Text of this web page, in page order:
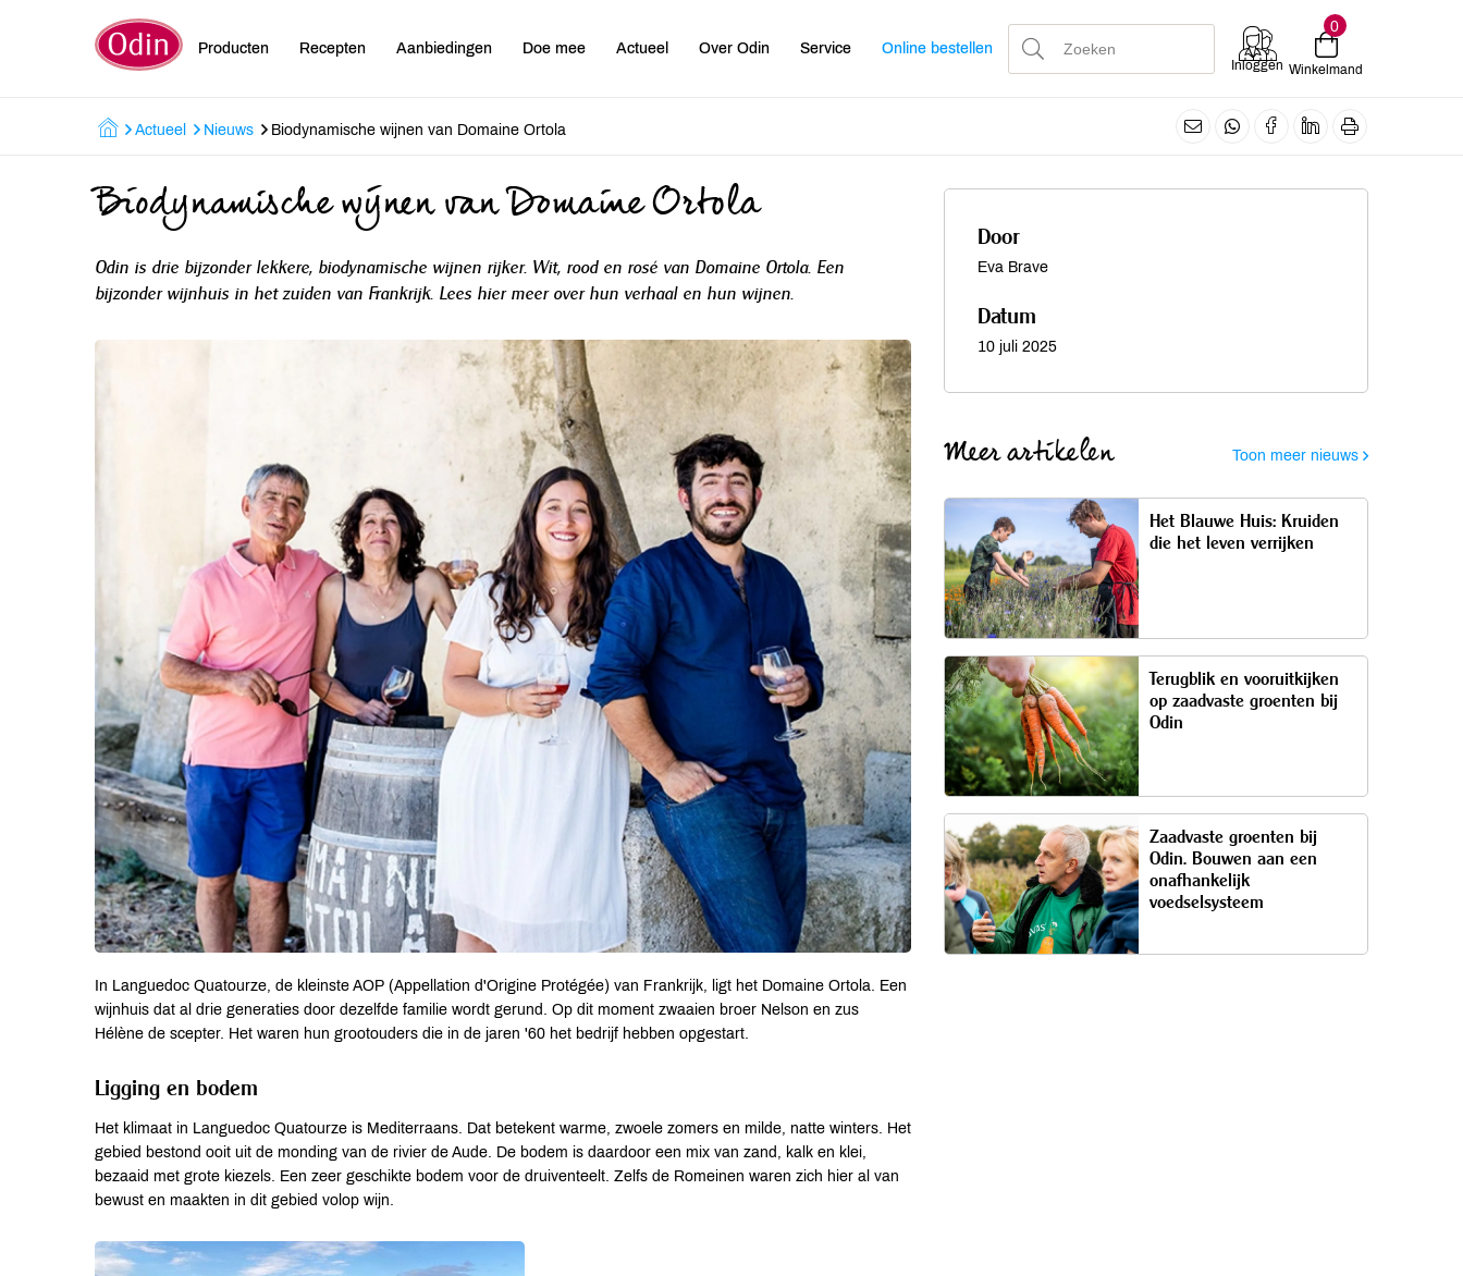
Producten Recepten Aanbiedingen Doe mee Actueel Over Odin Service Online bestellen
Inloggen
0
Winkelmand
Actueel Nieuws Biodynamische wijnen van Domaine Ortola
Biodynamische wijnen van Domaine Ortola
Odin is drie bijzonder lekkere, biodynamische wijnen rijker. Wit, rood en rosé van Domaine Ortola. Een
bijzonder wijnhuis in het zuiden van Frankrijk. Lees hier meer over hun verhaal en hun wijnen.
In Languedoc Quatourze, de kleinste AOP (Appellation d'Origine Protégée) van Frankrijk, ligt het Domaine Ortola. Een
wijnhuis dat al drie generaties door dezelfde familie wordt gerund. Op dit moment zwaaien broer Nelson en zus
Hélène de scepter. Het waren hun grootouders die in de jaren '60 het bedrijf hebben opgestart.
Ligging en bodem
Het klimaat in Languedoc Quatourze is Mediterraans. Dat betekent warme, zwoele zomers en milde, natte winters. Het
gebied bestond ooit uit de monding van de rivier de Aude. De bodem is daardoor een mix van zand, kalk en klei,
bezaaid met grote kiezels. Een zeer geschikte bodem voor de druiventeelt. Zelfs de Romeinen waren zich hier al van
bewust en maakten in dit gebied volop wijn.
Door
Eva Brave
Datum
10 juli 2025
Meer artikelen Toon meer nieuws
Het Blauwe Huis: Kruiden
die het leven verrijken
Terugblik en vooruitkijken
op zaadvaste groenten bij
Odin
Zaadvaste groenten bij
Odin. Bouwen aan een
onafhankelijk
voedselsysteem